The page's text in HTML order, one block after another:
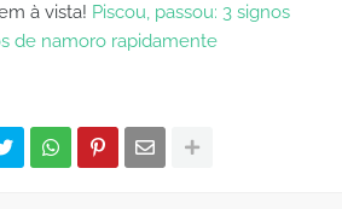
à vista! Piscou, passou: 3 signos
de namoro rapidamente